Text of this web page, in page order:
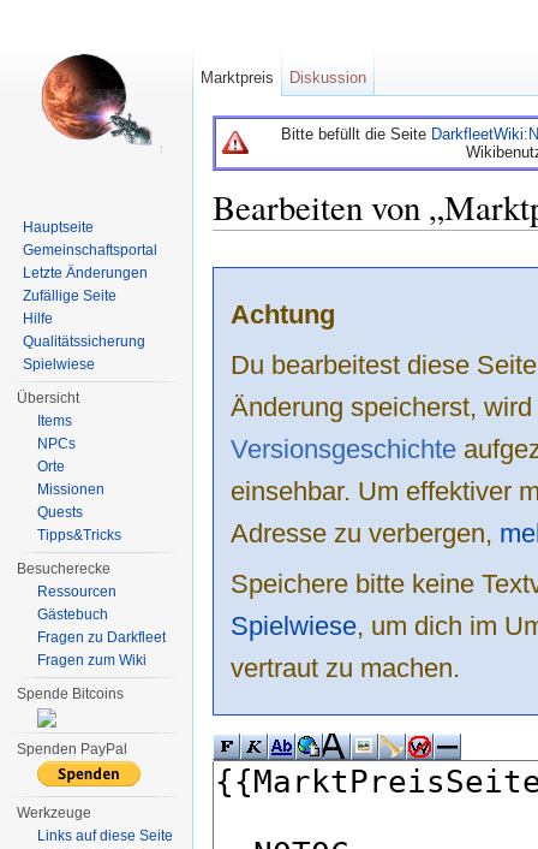
Bitte befüllt die Seite
Bearbeiten von
Achtung
Du bearbeitest diese
Änderung speicherst,
Versionsgeschichte
einsehbar. Um effektiver
Adresse zu verbergen,
Speichere bitte keine
Spielwiese, um dich im
vertraut zu machen.
Marktpreis Diskussion
Hauptseite
Gemeinschaftsportal
Letzte Änderungen
Zufällige Seite
Hilfe
Qualitätssicherung
Spielwiese
Übersicht
Items
NPCs
Orte
Missionen
Quests
Tipps&Tricks
Besucherecke
Ressourcen
Gästebuch
Fragen zu Darkfleet
Fragen zum Wiki
Spende Bitcoins
Spenden PayPal
Werkzeuge
Links auf diese Seite